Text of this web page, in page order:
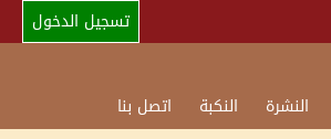
تسجيل الدخول
النشرة النكبة اتصل بنا